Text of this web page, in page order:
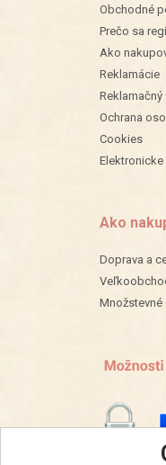
Obchodné
Prečo sa
Ako
Reklamácie
Ochrana
Cookies
Ako
Doprava a
Množstevné